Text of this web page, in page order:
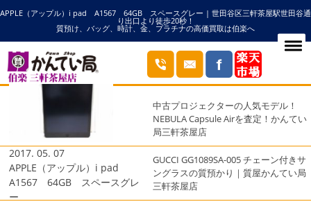
APPLE（アップル）i pad A1567 64GB スペースグレー | 世田谷区三軒茶屋駅世田谷通
り出口より徒歩20秒！
質預け、バッグ、時計、金、プラチナの高価買取は伯楽へ
HOME 64GBの記事一覧
ブログ
2017. 05. 07
APPLE（アップル）i pad
A1567 64GB スペースグレ
ー
最近の投稿
中古プロジェクターの人気モデル！
NEBULA Capsule Airを査定！かんてい
局三軒茶屋店
GUCCI GG1089SA-005 チェーン付きサ
ングラスの質預かり｜質屋かんてい局
三軒茶屋店